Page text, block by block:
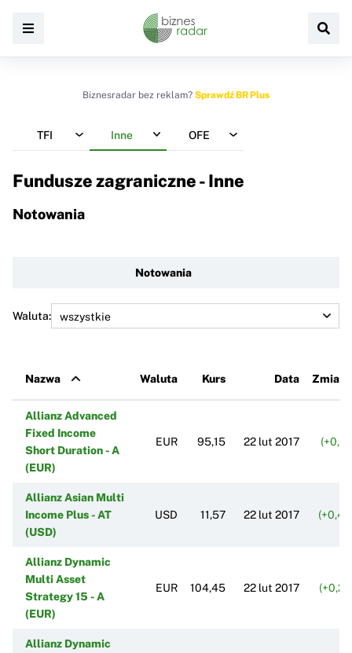
Biznesradar bez reklam? Sprawdź BR Plus
TFI Inne OFE
Fundusze zagraniczne - Inne
Notowania
Notowania
Waluta:
Nazwa Waluta Kurs Data
Allianz Advanced
Fixed Income
Short Duration - A
(EUR)
EUR 95,15 22 lut 2017
Allianz Asian Multi
Income Plus - AT
(USD)
USD 11,57 22 lut 2017
Allianz Dynamic
Multi Asset
Strategy 15 - A
(EUR)
EUR 104,45 22 lut 2017
Allianz Dynamic